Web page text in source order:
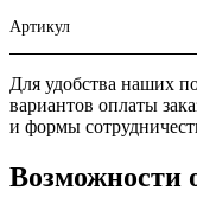
Артикул
Для удобства наших
вариантов оплаты
и формы
Возможности